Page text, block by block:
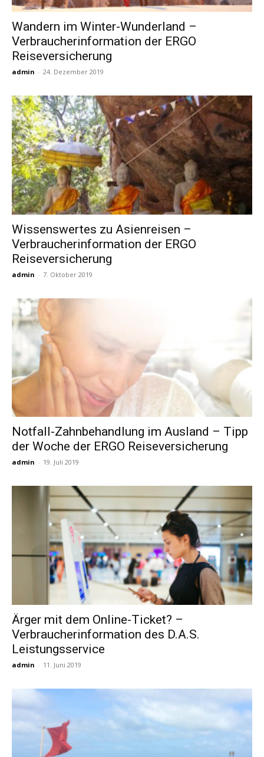
Wandern im Winter-Wunderland –
Verbraucherinformation der ERGO
Reiseversicherung
admin - 24. Dezember 2019
Wissenswertes zu Asienreisen –
Verbraucherinformation der ERGO
Reiseversicherung
admin - 7. Oktober 2019
Notfall-Zahnbehandlung im Ausland – Tipp
der Woche der ERGO Reiseversicherung
admin - 19. Juli 2019
Ärger mit dem Online-Ticket? –
Verbraucherinformation des D.A.S.
Leistungsservice
admin - 11. Juni 2019